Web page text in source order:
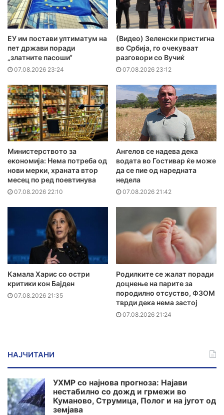
ЕУ им постави ултиматум на
пет држави поради
„златните пасоши“
07.08.2026 23:24
(Видео) Зеленски пристигна
во Србија, го очекуваат
разговори со Вучиќ
07.08.2026 23:12
Министерството за
економија: Нема потреба од
нови мерки, храната втор
месец по ред поевтинува
07.08.2026 22:10
Ангелов се надева дека
водата во Гостивар ќе може
да се пие од наредната
недела
07.08.2026 21:42
Камала Харис со остри
критики кон Бајден
07.08.2026 21:35
Родилките се жалат поради
доцнење на парите за
породилно отсуство, ФЗОМ
тврди дека нема застој
07.08.2026 21:24
НАЈЧИТАНИ
УХМР со најнова прогноза: Најави
нестабилно со дожд и грмежи во
Куманово, Струмица, Полог и на југот од
земјава